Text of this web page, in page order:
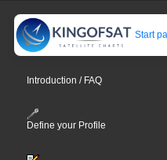
Start
Introduction / FAQ
Define your Profile